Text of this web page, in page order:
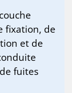
fixation, de
et de
fuites